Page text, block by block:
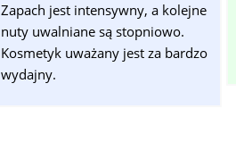
Zapach jest intensywny, a kolejne
nuty uwalniane są stopniowo.
Kosmetyk uważany jest za bardzo
wydajny.